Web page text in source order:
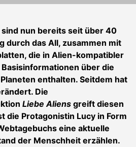
nun bereits seit über 40
durch das All, zusammen mit
die in Alien-kompatibler
über die
enthalten. Seitdem hat
Die
Liebe Aliens greift diesen
die Protagonistin Lucy in Form
eine aktuelle
der Menschheit erzählen.